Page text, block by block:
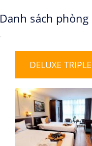
Danh sách phòng
DELUXE TRIPLE